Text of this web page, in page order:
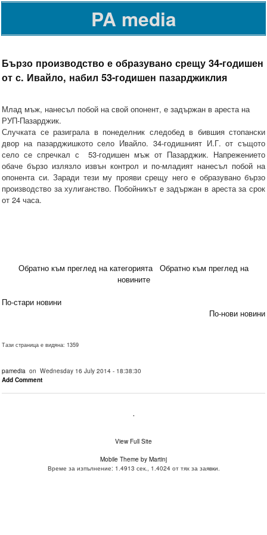
PA media
Бързо производство е образувано срещу 34-годишен
от с. Ивайло, набил 53-годишен пазарджиклия
Млад мъж, нанесъл побой на свой опонент, е задържан в ареста на
РУП-Пазарджик.
Случката се разиграла в понеделник следобед в бившия стопански
двор на пазарджишкото село Ивайло. 34-годишният И.Г. от същото
село се спречкал с 53-годишен мъж от Пазарджик. Напрежението
обаче бързо излязло извън контрол и по-младият нанесъл побой на
опонента си. Заради тези му прояви срещу него е образувано бързо
производство за хулиганство. Побойникът е задържан в ареста за срок
от 24 часа.
Обратно към преглед на категорията
Обратно към преглед на
новините
По-стари новини
По-нови новини
Тази страница е видяна: 1359
pamedia on Wednesday 16 July 2014 - 18:38:30
Add Comment
.
View Full Site
Mobile Theme by Martinj
Време за изпълнение: 1.4913 сек., 1.4024 от тях за заявки.